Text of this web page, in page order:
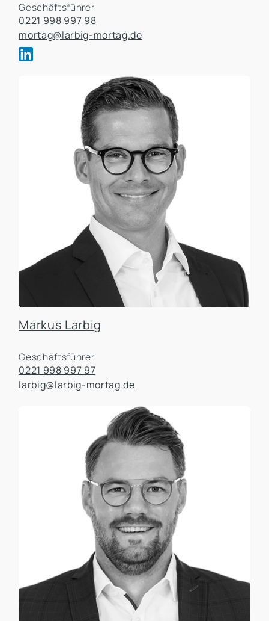
Geschäftsführer
0221 998 997 98
mortag@larbig-mortag.de
Markus Larbig
Geschäftsführer
0221 998 997 97
larbig@larbig-mortag.de